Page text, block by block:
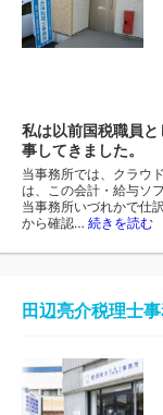
私は以前国税職員
事してきました。
当事務所では、クラウ
は、この会計・給与ソ
当事務所いづれかで仕
から確認… 続きを読む
田辺亮介税理士